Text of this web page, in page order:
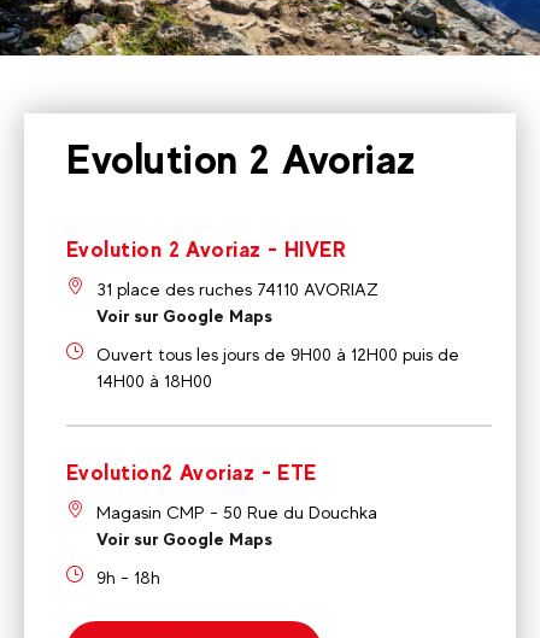
Evolution 2 Avoriaz
Evolution 2 Avoriaz - HIVER
31 place des ruches 74110 AVORIAZ
Voir sur Google Maps
Ouvert tous les jours de 9H00 à 12H00 puis de
14H00 à 18H00
Evolution2 Avoriaz - ETE
Magasin CMP - 50 Rue du Douchka
Voir sur Google Maps
9h - 18h